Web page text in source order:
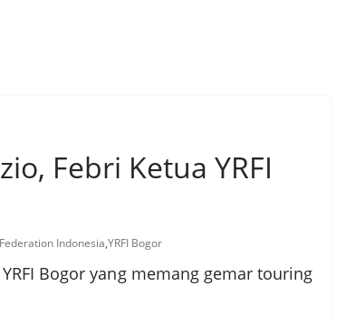
Febri Ketua YRFI
Indonesia,YRFI Bogor
Bogor yang memang gemar touring